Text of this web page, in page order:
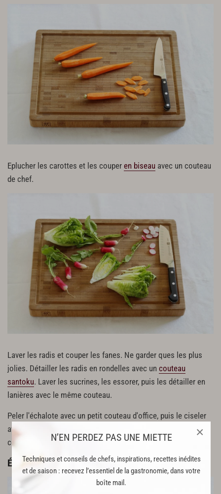
N’EN PERDEZ PAS UNE MIETTE
Techniques et conseils de chefs, inspirations, recettes inédites
et de saison : recevez l’essentiel de la gastronomie, dans votre
boîte mail.
×
Eplucher les carottes et les couper en biseau avec un couteau
de chef.
Laver les radis et couper les fanes. Ne garder ques les plus
jolies. Détailler les radis en rondelles avec un couteau
santoku. Laver les sucrines, les essorer, puis les détailler en
lanières avec le même couteau.
Peler l'échalote avec un petit couteau d'office, puis le ciseler
avec un couteau filet de sole. Ciseler la ciboulette avec un
couteau à légumes ou un santoku.
Étape 2 : Préparation de la vinaigrette